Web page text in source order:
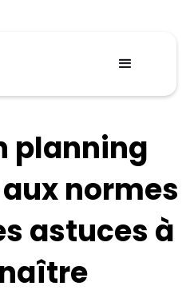
planning
normes
astuces à